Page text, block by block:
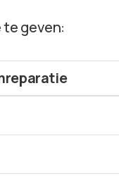
te geven: